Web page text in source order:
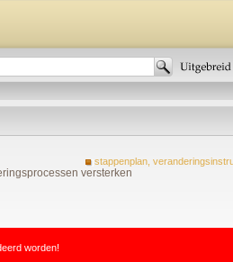
stappenplan,
versterken
worden!